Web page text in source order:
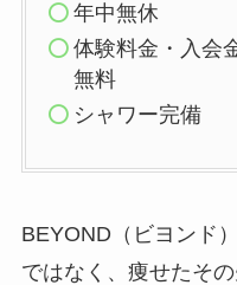
年中無休
体験料金・入会
無料
シャワー完備
BEYOND（ビヨンド
ではなく、痩せたそ